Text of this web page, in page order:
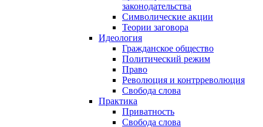
законодательства
Символические акции
Теории заговора
Идеология
Гражданское общество
Политический режим
Право
Революция и контрреволюция
Свобода слова
Практика
Приватность
Свобода слова